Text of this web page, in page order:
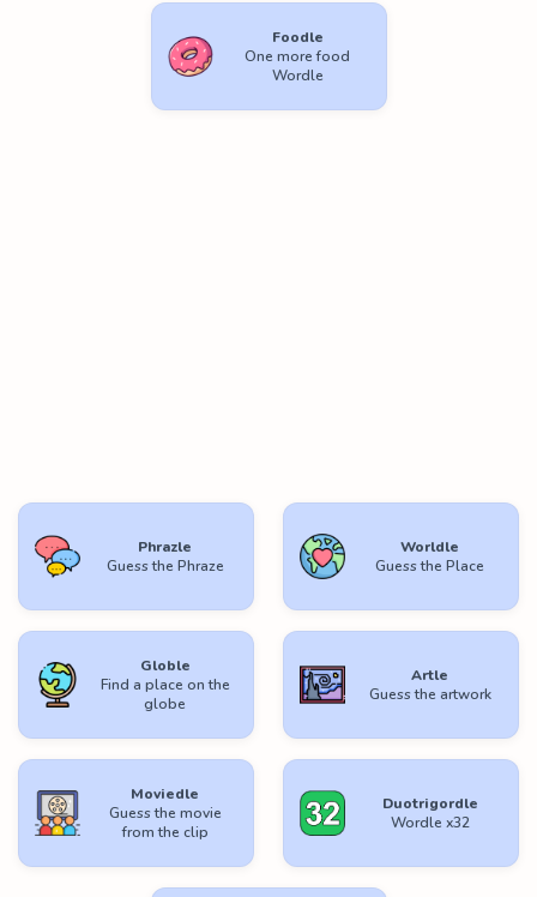
Foodle
One more food
Wordle
Phrazle
Guess the Phraze
Worldle
Guess the Place
Globle
Find a place on the
globe
Artle
Guess the artwork
Moviedle
Guess the movie
from the clip
Duotrigordle
Wordle x32